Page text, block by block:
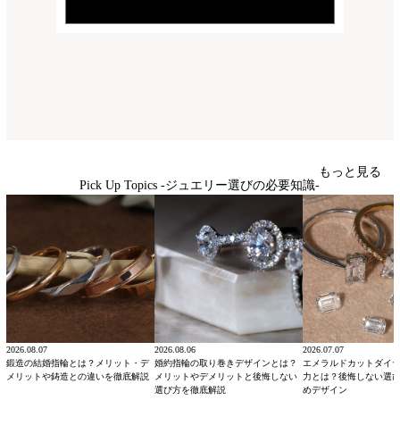
Pick Up Topics -ジュエリー選びの必要知識-
もっと見る
2026.08.07
鍛造の結婚指輪とは？メリット・デ
メリットや鋳造との違いを徹底解説
2026.08.06
婚約指輪の取り巻きデザインとは？
メリットやデメリットと後悔しない
選び方を徹底解説
2026.07.07
エメラルドカットダイ
力とは？後悔しない選
めデザイン